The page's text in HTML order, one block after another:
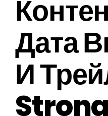
Дата
И